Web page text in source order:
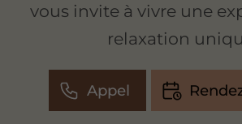
vous invite à vivre une
relaxation
Appel